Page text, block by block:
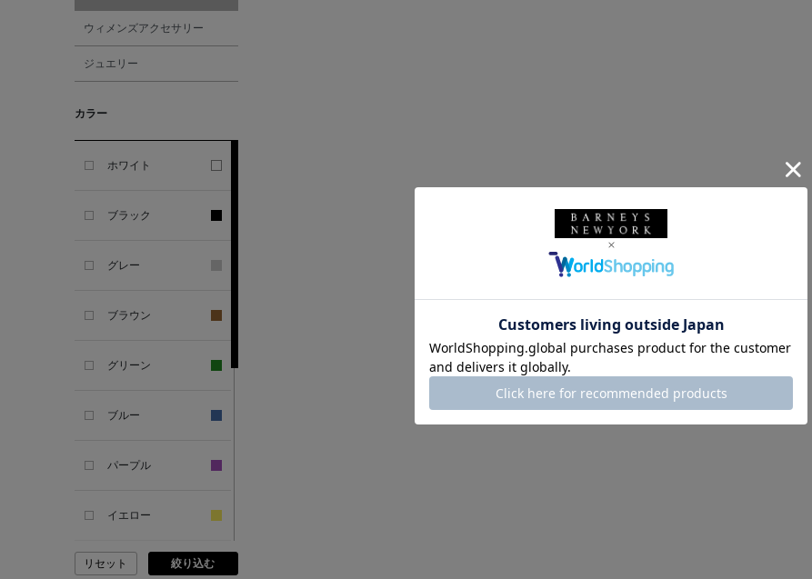
ALBERT THURSTON
ALESSANDRO
SANDAL
ANDERSONS
ANTIPAST
ウィメンズアクセサリー
ジュエリー
カラー
ホワイト
ブラック
グレー
ブラウン
グリーン
ブルー
パープル
イエロー
ピンク
リセット 絞り込む